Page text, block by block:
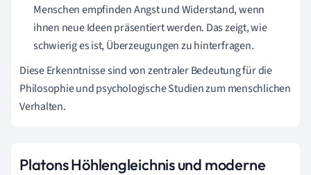
Menschen empfinden Angst und Widerstand, wenn
ihnen neue Ideen präsentiert werden. Das zeigt, wie
schwierig es ist, Überzeugungen zu hinterfragen.
Diese Erkenntnisse sind von zentraler Bedeutung für die
Philosophie und psychologische Studien zum menschlichen
Verhalten.
Platons Höhlengleichnis und moderne